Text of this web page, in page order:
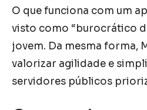
O que funciona com um
visto como “burocrático
jovem. Da mesma forma,
valorizar agilidade e
servidores públicos